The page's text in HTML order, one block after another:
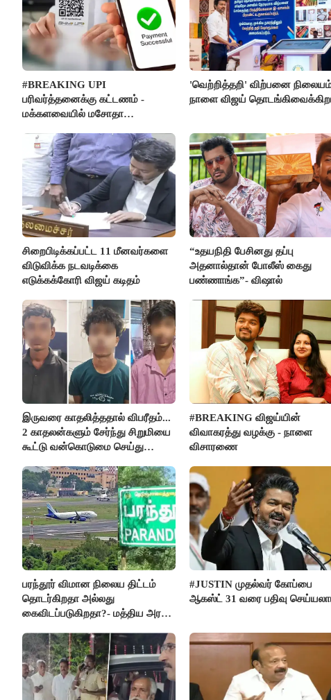
#BREAKING UPI
பரிவர்த்தனைக்கு கட்டணம் -
மக்களவையில் மசோதா
'வெற்றித்தறி' விற்பனை
நாளை விஜய்
சிறைபிடிக்கப்பட்ட 11 மீனவர்களை
விடுவிக்க நடவடிக்கை
எடுக்கக்கோரி விஜய் கடிதம்
“உதயநிதி பேசினது தப்பு
அதனால்தான் போலீஸ் கைது
பண்ணாங்க”- விஷால்
இருவரை காதலித்ததால் விபரீதம்...
2 காதலன்களும் சேர்ந்து சிறுமியை
கூட்டு வன்கொடுமை செய்து
#BREAKING விஜய்யின்
விவாகரத்து வழக்கு - நாளை
விசாரணை
பரந்தூர் விமான நிலைய திட்டம்
தொடர்கிறதா அல்லது
கைவிடப்படுகிறதா?- மத்திய அரசு
#JUSTIN முதல்வர் கோப்பை
ஆகஸ்ட் 31 வரை பதிவு